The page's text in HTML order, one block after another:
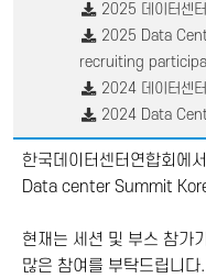
2025 데이터센
2025 Data
recruiting
2024 데이터센
2024 Data
한국데이터센터연합회에
Data center Summit
현재는 세션 및 부스 참가
많은 참여를 부탁드립니다.